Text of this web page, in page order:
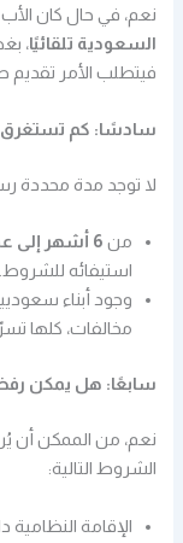
نعم، في حال كان
السعودية تلقائيًا،
فيتطلب الأمر
سادسًا: كم تستغرق
لا توجد مدة محددة
من 6 أشهر إلى عدة سنوات
استيفائه للشروط.
وجود أبناء
مخالفات، كلها
سابعًا: هل يمكن
نعم، من الممكن أن
الشروط التالية:
الإقامة النظامية